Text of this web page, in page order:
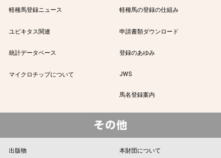
軽種馬登録ニュース 軽種馬の登録の仕組み
ユビキタス関連 申請書類ダウンロード
統計データベース 登録のあゆみ
マイクロチップについて JWS
馬名登録案内
出版物 本財団について